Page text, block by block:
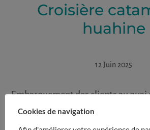
Croisière
huahine
12 Juin 2025
Embarquement des clients au quai
Journée lagon avec snorkeling
Très belle journée pour découvrir
Cookies de navigation